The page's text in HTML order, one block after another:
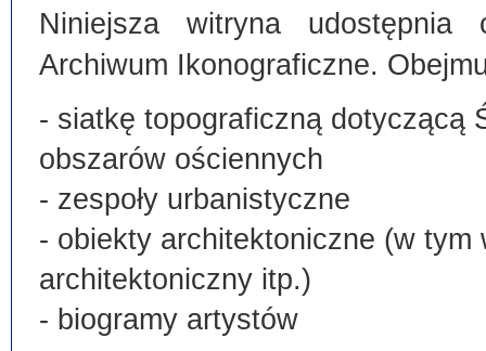
Niniejsza witryna
Archiwum Ikonograficzne.
- siatkę topograficzną dotyczącą
obszarów ościennych
- zespoły urbanistyczne
- obiekty architektoniczne (w
architektoniczny itp.)
- biogramy artystów